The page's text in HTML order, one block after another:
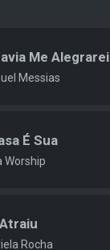
Me Alegrarei
Messias
É Sua
Worship
Rocha